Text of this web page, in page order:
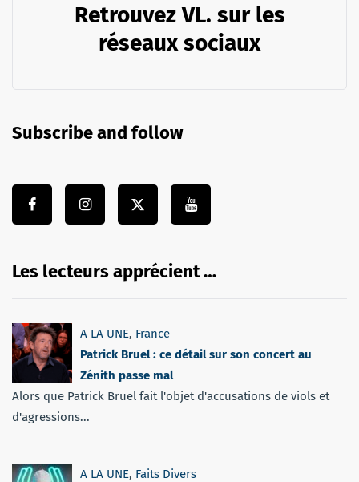
Retrouvez VL. sur les
réseaux sociaux
Subscribe and follow
Les lecteurs apprécient …
A LA UNE, France
Patrick Bruel : ce détail sur son concert au
Zénith passe mal
Alors que Patrick Bruel fait l'objet d'accusations de viols et
d'agressions...
A LA UNE, Faits Divers